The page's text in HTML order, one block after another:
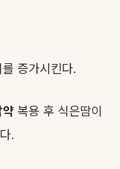
증가시킨다.
약 복용 후 식은땀이
.